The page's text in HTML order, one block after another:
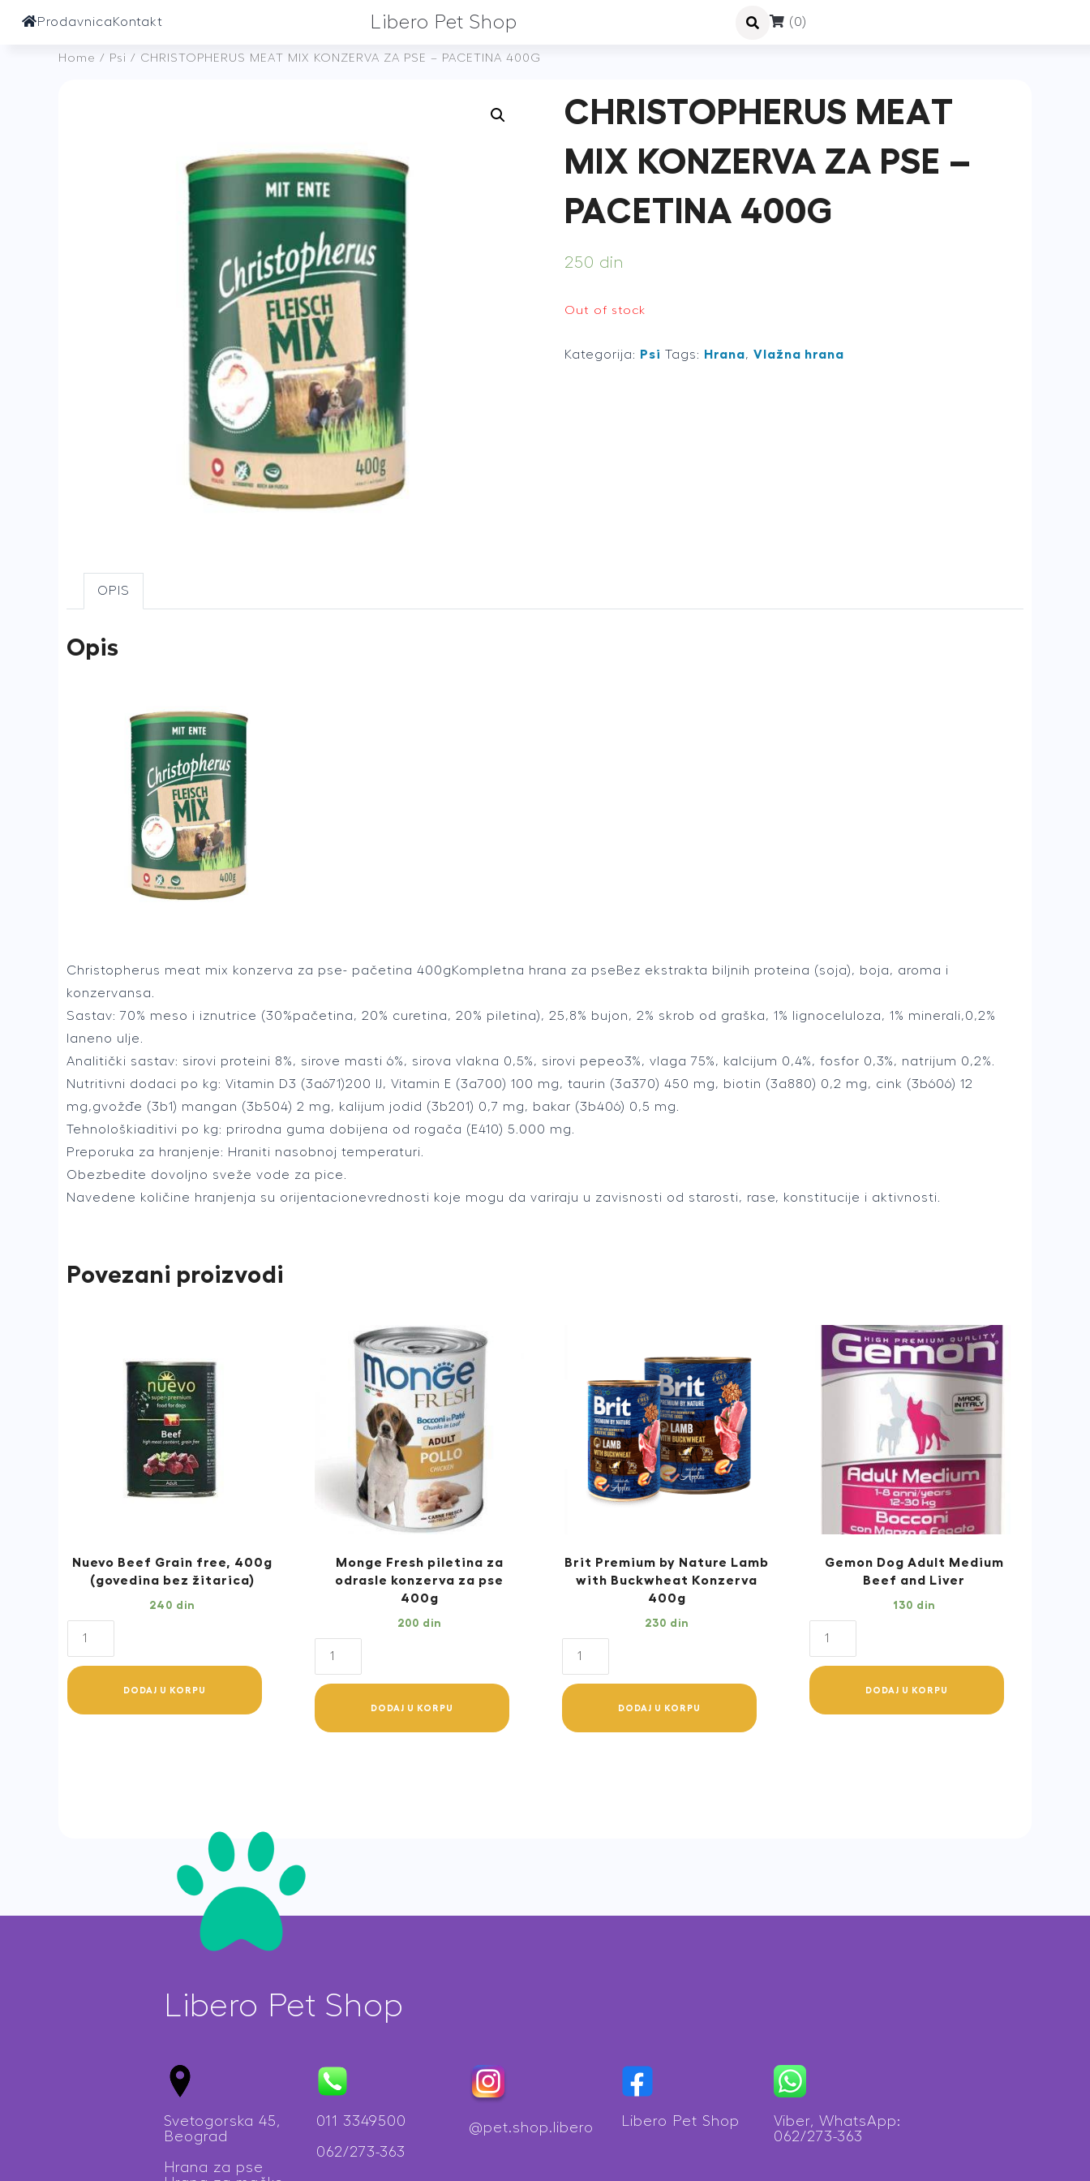
Prodavnica Kontakt Libero Pet Shop (0)
Home / Psi / CHRISTOPHERUS MEAT MIX KONZERVA ZA PSE – PACETINA 400G
CHRISTOPHERUS MEAT
MIX KONZERVA ZA PSE –
PACETINA 400G
250 din
Out of stock
Kategorija: Psi Tags: Hrana, Vlažna hrana
OPIS
Opis
Christopherus meat mix konzerva za pse- pačetina 400gKompletna hrana za pseBez ekstrakta biljnih proteina (soja), boja, aroma i
konzervansa.
Sastav: 70% meso i iznutrice (30%pačetina, 20% curetina, 20% piletina), 25,8% bujon, 2% skrob od graška, 1% lignoceluloza, 1% minerali,0,2%
laneno ulje.
Analitički sastav: sirovi proteini 8%, sirove masti 6%, sirova vlakna 0,5%, sirovi pepeo3%, vlaga 75%, kalcijum 0,4%, fosfor 0,3%, natrijum 0,2%.
Nutritivni dodaci po kg: Vitamin D3 (3a671)200 IJ, Vitamin E (3a700) 100 mg, taurin (3a370) 450 mg, biotin (3a880) 0,2 mg, cink (3b606) 12
mg,gvožđe (3b1) mangan (3b504) 2 mg, kalijum jodid (3b201) 0,7 mg, bakar (3b406) 0,5 mg.
Tehnološkiaditivi po kg: prirodna guma dobijena od rogača (E410) 5.000 mg.
Preporuka za hranjenje: Hraniti nasobnoj temperaturi.
Obezbedite dovoljno sveže vode za pice.
Navedene količine hranjenja su orijentacionevrednosti koje mogu da variraju u zavisnosti od starosti, rase, konstitucije i aktivnosti.
Povezani proizvodi
Nuevo Beef Grain free, 400g
(govedina bez žitarica)
240 din
Grain
400g
DODAJ U KORPU
Monge Fresh piletina za
odrasle konzerva za pse
400g
200 din
piletina
odrasle
DODAJ U KORPU
Brit Premium by Nature Lamb
with Buckwheat Konzerva
400g
230 din
by
Lamb
DODAJ U KORPU
Gemon Dog Adult Medium
Beef and Liver
130 din
Adult
Beef
DODAJ U KORPU
Libero Pet Shop
Svetogorska 45,
Beograd
011 3349500
062/273-363
@pet.shop.libero Libero Pet Shop
Viber, WhatsApp:
062/273-363
Hrana za pse